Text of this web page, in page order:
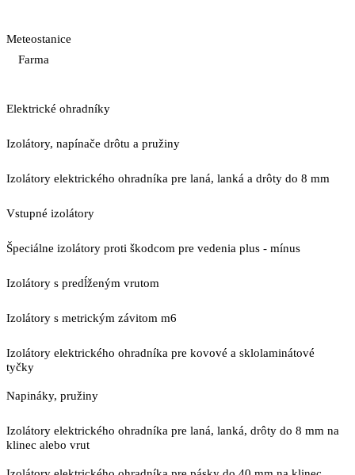
Meteostanice
Farma
Elektrické ohradníky
Izolátory, napínače drôtu a pružiny
Izolátory elektrického ohradníka pre laná, lanká a drôty do 8 mm
Vstupné izolátory
Špeciálne izolátory proti škodcom pre vedenia plus - mínus
Izolátory s predĺženým vrutom
Izolátory s metrickým závitom m6
Izolátory elektrického ohradníka pre kovové a sklolaminátové
tyčky
Napináky, pružiny
Izolátory elektrického ohradníka pre laná, lanká, drôty do 8 mm na
klinec alebo vrut